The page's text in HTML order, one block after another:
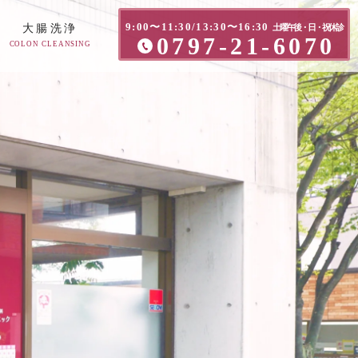
9:00〜11:30/13:30〜16:30 土曜午後・日・祝休診
0797-21-6070
大腸洗浄
COLON CLEANSING